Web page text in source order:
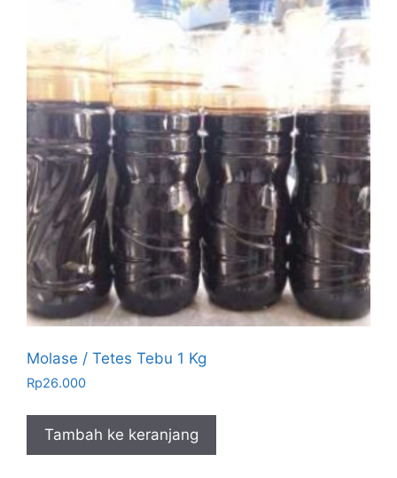
Molase / Tetes Tebu 1 Kg
Rp26.000
Tambah ke keranjang